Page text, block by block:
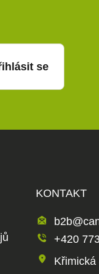
se
KONTAKT
+420
Křimická